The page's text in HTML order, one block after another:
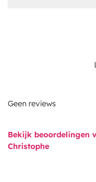
Geen reviews
Bekijk beoordelingen
Christophe